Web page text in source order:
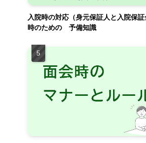
入院時の対応（身元保証人と入院保
時のための 予備知識